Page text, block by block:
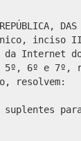
inciso
Internet
6º e 7º,
resolvem: